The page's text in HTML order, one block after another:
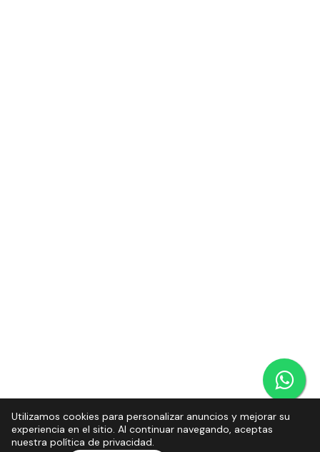
Utilizamos cookies para personalizar anuncios y mejorar su
experiencia en el sitio. Al continuar navegando, aceptas
nuestra política de privacidad.